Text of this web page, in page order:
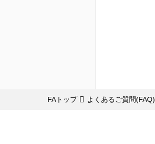
FAトップ よくあるご質問(FAQ)